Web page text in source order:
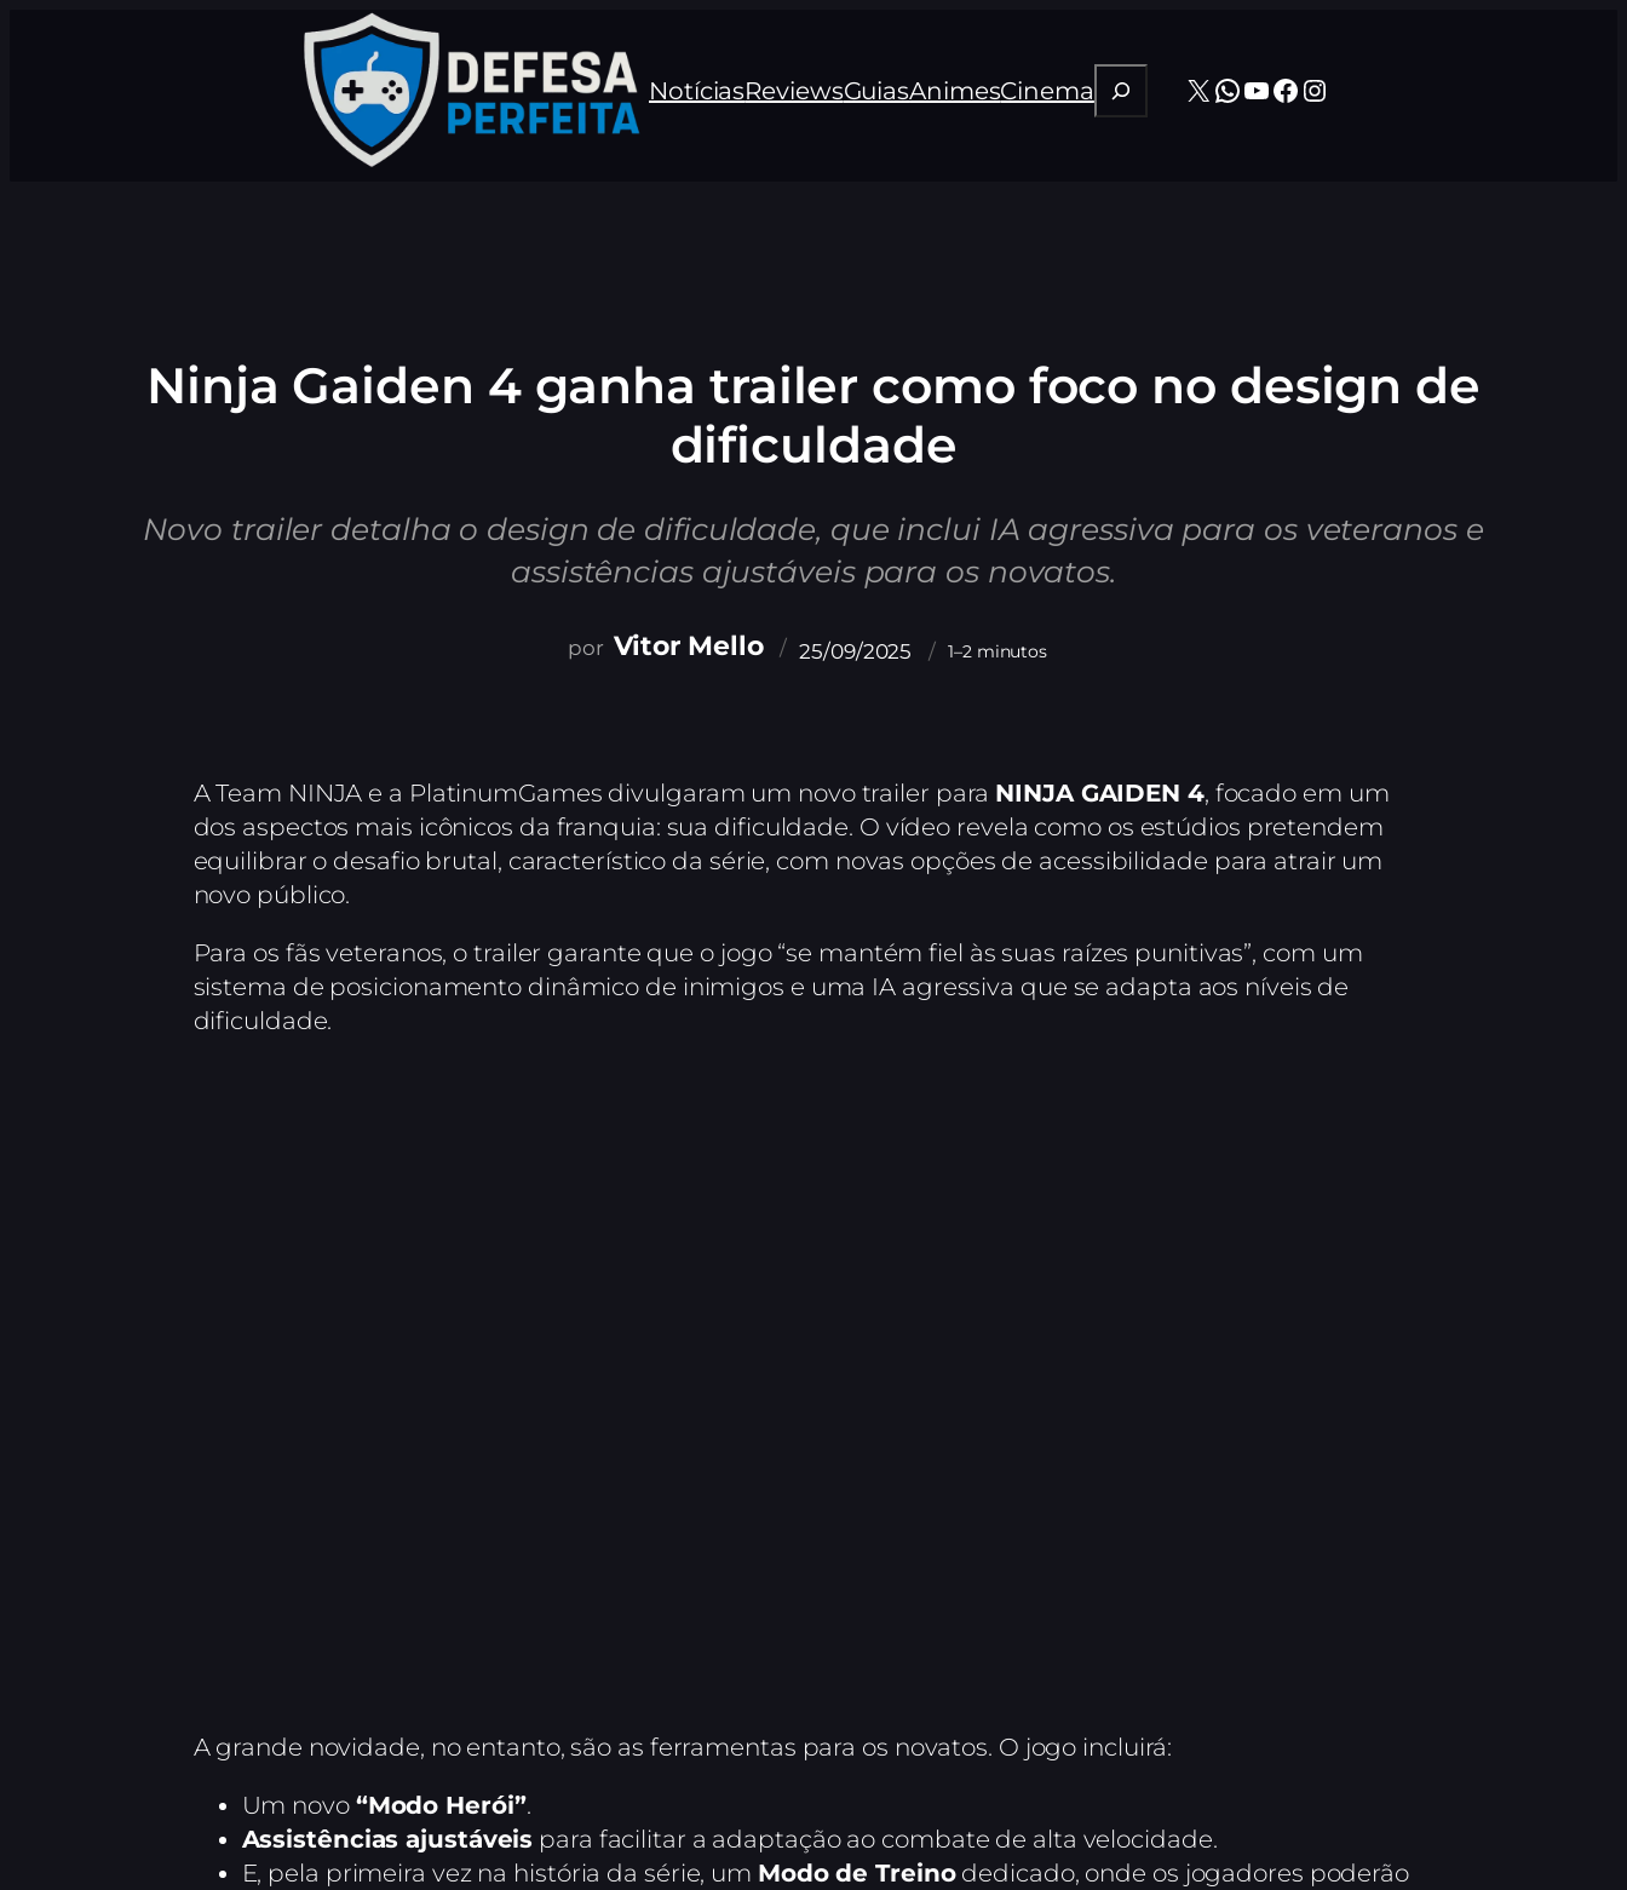
NotíciasReviewsGuiasAnimesCinema Pesquisar
X WhatsApp
Youtube
Facebook
Instagram
Ninja Gaiden 4 ganha trailer como foco no design de
dificuldade
Novo trailer detalha o design de dificuldade, que inclui IA agressiva para os veteranos e
assistências ajustáveis para os novatos.
Vitor Mello 25/09/2025 1–2 minutos
A Team NINJA e a PlatinumGames divulgaram um novo trailer para NINJA GAIDEN 4, focado em um
dos aspectos mais icônicos da franquia: sua dificuldade. O vídeo revela como os estúdios pretendem
equilibrar o desafio brutal, característico da série, com novas opções de acessibilidade para atrair um
novo público.
Para os fãs veteranos, o trailer garante que o jogo “se mantém fiel às suas raízes punitivas”, com um
sistema de posicionamento dinâmico de inimigos e uma IA agressiva que se adapta aos níveis de
dificuldade.
A grande novidade, no entanto, são as ferramentas para os novatos. O jogo incluirá:
Um novo “Modo Herói”.
Assistências ajustáveis para facilitar a adaptação ao combate de alta velocidade.
E, pela primeira vez na história da série, um Modo de Treinodedicado, onde os jogadores poderão